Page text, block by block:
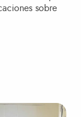
sobre
EL PUERTO DE